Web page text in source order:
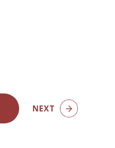
NEXT